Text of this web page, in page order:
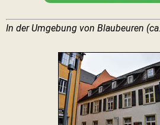
In der Umgebung von Blaubeuren